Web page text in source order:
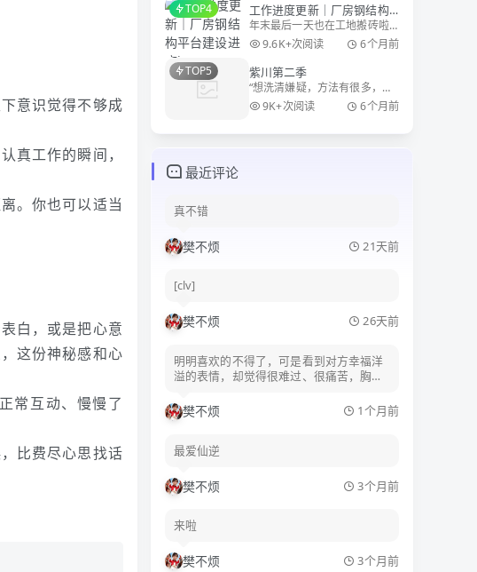
意识觉得不够成
真工作的瞬间，
。你也可以适当
白，或是把心意
这份神秘感和心
常互动、慢慢了
比费尽心思找话
糟小吃闻名的老店，之前安装
的电动雨棚似乎不太实用，店
家决定改换成更传统的摇杆式
TOP4
工作进度更新｜厂房钢结构
平台建设进度ing
年末最后一天也在工地搬砖啦
🧱 今天来更新厂房的施工进
经安装到位，地面也做了硬化
处理，整体雏形已经出来了～
看着空荡荡的厂房一点点成
9.6K+次阅读
6个月前
TOP5
紫川第二季
“想洗清嫌疑，方法有很多，语
言辩解只是其中的一种，但也
种辩解的方法！” 紫川秀，
9K+次阅读 6个月前
最近评论
真不错
樊不烦 21天前
[clv]
樊不烦 26天前
明明喜欢的不得了，可是看到对方幸福洋
溢的表情，却觉得很难过、很痛苦，胸口
樊不烦 1个月前
最爱仙逆
樊不烦 3个月前
来啦
樊不烦 3个月前